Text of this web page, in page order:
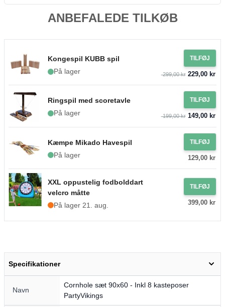
ANBEFALEDE TILKØB
Kongespil KUBB spil
På lager
TILFØJ
299,00 kr229,00 kr
Ringspil med scoretavle
På lager
TILFØJ
199,00 kr149,00 kr
Kæmpe Mikado Havespil
På lager
TILFØJ
129,00 kr
XXL oppustelig fodbolddart
velcro måtte
På lager 21. aug.
TILFØJ
399,00 kr
Specifikationer
Navn
Cornhole sæt 90x60 - Inkl 8 kasteposer
PartyVikings